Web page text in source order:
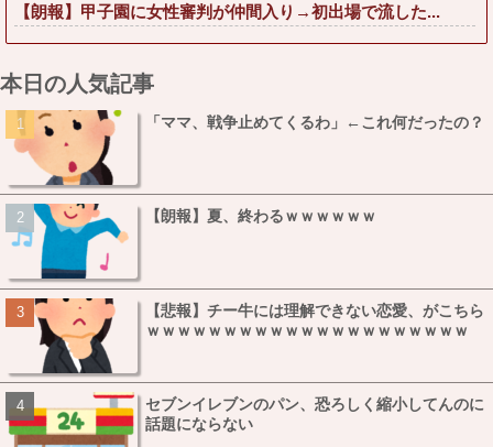
【朗報】甲子園に女性審判が仲間入り→初出場で流した...
本日の人気記事
「ママ、戦争止めてくるわ」←これ何だったの？
【朗報】夏、終わるｗｗｗｗｗｗ
【悲報】チー牛には理解できない恋愛、がこちら
ｗｗｗｗｗｗｗｗｗｗｗｗｗｗｗｗｗｗｗｗｗ
セブンイレブンのパン、恐ろしく縮小してんのに
話題にならない